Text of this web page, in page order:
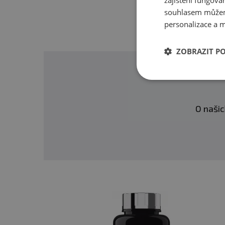
O
souhlasem
personalizace a
ZOBRAZIT